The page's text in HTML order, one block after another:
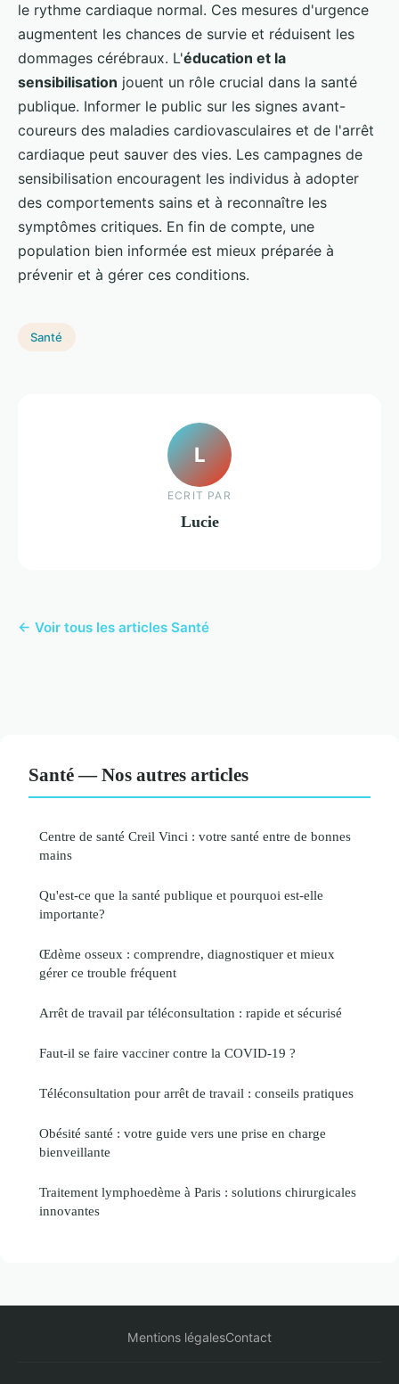
le rythme cardiaque normal. Ces mesures d'urgence
augmentent les chances de survie et réduisent les
dommages cérébraux. L'éducation et la
sensibilisation jouent un rôle crucial dans la santé
publique. Informer le public sur les signes avant-
coureurs des maladies cardiovasculaires et de l'arrêt
cardiaque peut sauver des vies. Les campagnes de
sensibilisation encouragent les individus à adopter
des comportements sains et à reconnaître les
symptômes critiques. En fin de compte, une
population bien informée est mieux préparée à
prévenir et à gérer ces conditions.
Santé
L
ECRIT PAR
Lucie
← Voir tous les articles Santé
Santé — Nos autres articles
Centre de santé Creil Vinci : votre santé entre de bonnes
mains
Qu'est-ce que la santé publique et pourquoi est-elle
importante?
Œdème osseux : comprendre, diagnostiquer et mieux
gérer ce trouble fréquent
Arrêt de travail par téléconsultation : rapide et sécurisé
Faut-il se faire vacciner contre la COVID-19 ?
Téléconsultation pour arrêt de travail : conseils pratiques
Obésité santé : votre guide vers une prise en charge
bienveillante
Traitement lymphoedème à Paris : solutions chirurgicales
innovantes
Mentions légalesContact